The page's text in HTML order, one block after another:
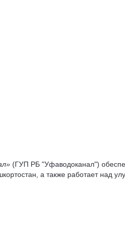
(ГУП РБ "Уфаводоканал")
а также работает над